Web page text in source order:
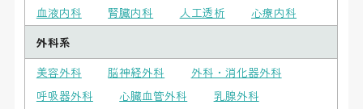
血液内科
腎臓内科 人工透析
心療内科
外科系
美容外科
脳神経外科
外科・消化器外科
呼吸器外科
心臓血管外科
乳腺外科